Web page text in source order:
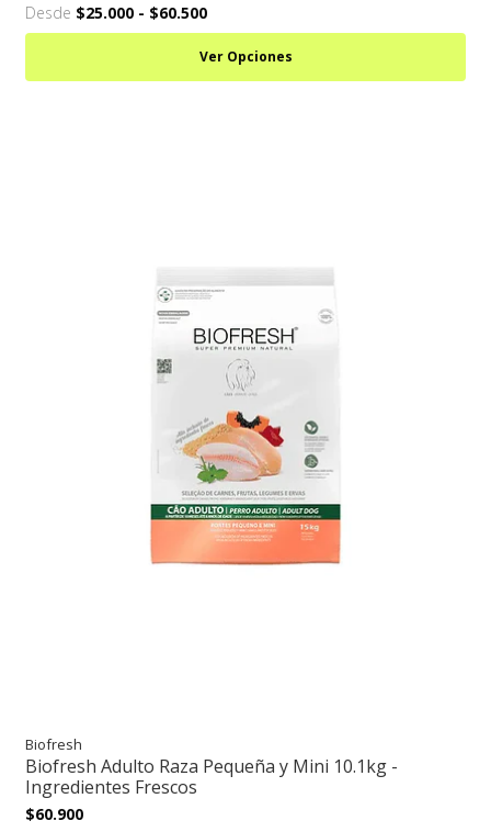
Desde $25.000 - $60.500
Ver Opciones
Biofresh
Biofresh Adulto Raza Pequeña y Mini 10.1kg -
Ingredientes Frescos
$60.900